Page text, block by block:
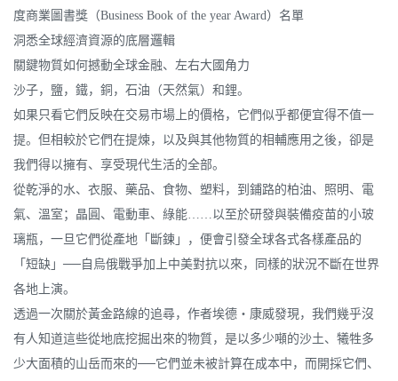
度商業圖書獎（Business Book of the year Award）名單
洞悉全球經濟資源的底層邏輯
關鍵物質如何撼動全球金融、左右大國角力
沙子，鹽，鐵，銅，石油（天然氣）和鋰。
如果只看它們反映在交易市場上的價格，它們似乎都便宜得不值一
提。但相較於它們在提煉，以及與其他物質的相輔應用之後，卻是
我們得以擁有、享受現代生活的全部。
從乾淨的水、衣服、藥品、食物、塑料，到鋪路的柏油、照明、電
氣、溫室；晶圓、電動車、綠能……以至於研發與裝備疫苗的小玻
璃瓶，一旦它們從產地「斷鍊」，便會引發全球各式各樣產品的
「短缺」──自烏俄戰爭加上中美對抗以來，同樣的狀況不斷在世界
各地上演。
透過一次關於黃金路線的追尋，作者埃德・康威發現，我們幾乎沒
有人知道這些從地底挖掘出來的物質，是以多少噸的沙土、犧牲多
少大面積的山岳而來的──它們並未被計算在成本中，而開採它們、